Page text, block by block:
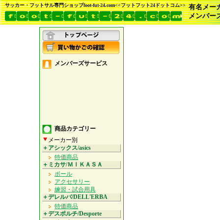
有名メー
メンバー
サッカー・フットサル専門ショップfoot-fut-24.com<<フットフット24ドットコム>>
メンバーズサービス
商品カテゴリー
メーカー別
＋アシックス/asics
特価商品
＋ミカサ/ＭＩＫＡＳＡ
ボール
アクセサリー
練習・試合用具
＋デレルバ/DELL'ERBA
特価商品
＋デスポルチ/Desporte